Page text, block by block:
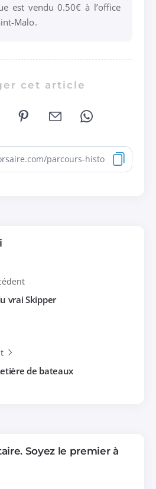
est vendu 0.50€ à l’office
Malo.
cet article
vrai Skipper
de bateaux
Soyez le premier à